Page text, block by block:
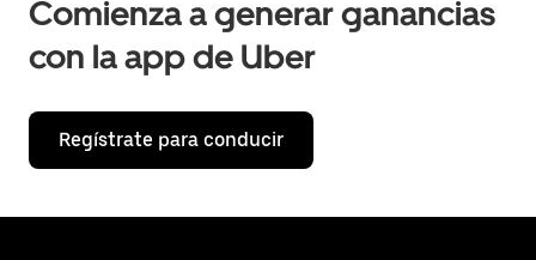
Comienza a generar ganancias
con la app de Uber
Regístrate para conducir